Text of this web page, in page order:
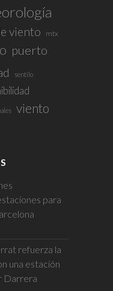
viento mtx
puerto
sentilo
viento
para
refuerza la
una estación
Darrera